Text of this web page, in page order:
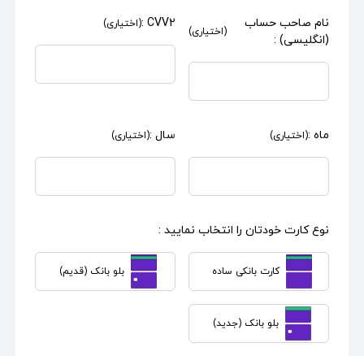
نام صاحب حساب
(انگلیسی) :
(اختیاری)
CVV2 : (اختیاری)
ماه :(اختیاری) سال :(اختیاری)
نوع کارت خودتان را انتخاب نمایید :
کارت بانکی ساده بلو بانک (قدیم)
بلو بانک (جدید)